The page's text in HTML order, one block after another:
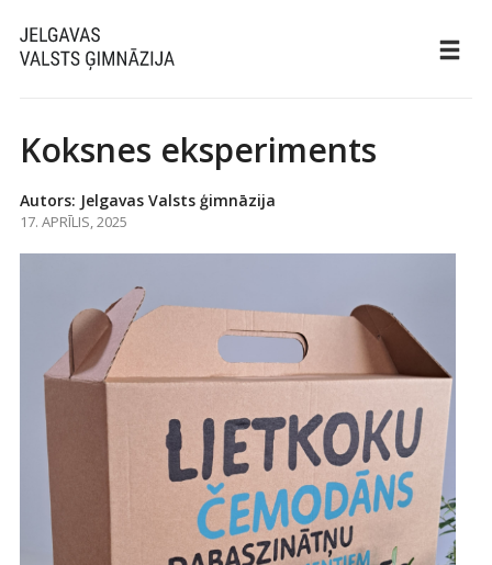
Koksnes eksperiments
Autors: Jelgavas Valsts ģimnāzija
17. APRĪLIS, 2025